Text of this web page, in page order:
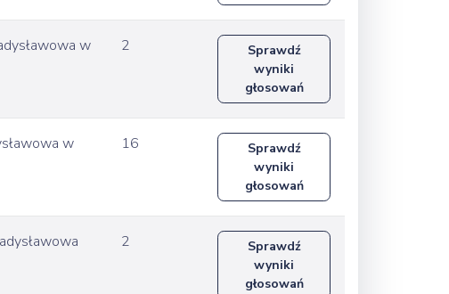
w
2
Sprawdź
wyniki
głosowań
w
16
Sprawdź
wyniki
głosowań
2
Sprawdź
wyniki
głosowań